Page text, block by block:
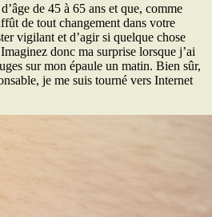
de 45 à 65 ans et que, comme
de tout changement dans votre
vigilant et d’agir si quelque chose
donc ma surprise lorsque j’ai
sur mon épaule un matin. Bien sûr,
je me suis tourné vers Internet